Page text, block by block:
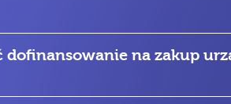
na zakup